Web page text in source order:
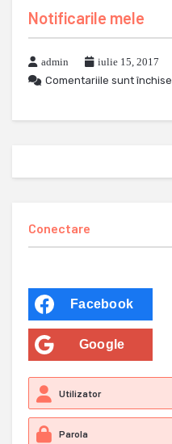
Notificarile mele
admin
iulie 15, 2017
Comentariile sunt închise
Conectare
Facebook
Google